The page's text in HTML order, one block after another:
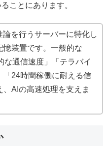
ことにあります。
を行うサーバーに特化し
憶装置です。一般的な
な通信速度」「テラバイ
「24時間稼働に耐える信
、AIの高速処理を支えま